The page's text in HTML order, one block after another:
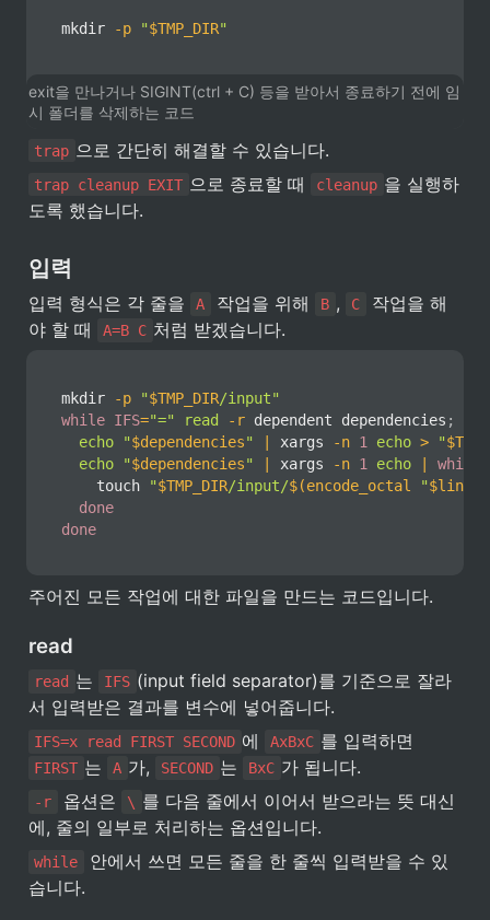
mkdir -p "$TMP_DIR"
exit을 만나거나 SIGINT(ctrl + C) 등을 받아서 종료하기 전에 임
시 폴더를 삭제하는 코드
trap 으로 간단히 해결할 수 있습니다.
trap cleanup EXIT 으로 종료할 때 cleanup 을 실행하
도록 했습니다.
입력
입력 형식은 각 줄을 A 작업을 위해 B , C
작업을 해
야 할 때
A=B C 처럼 받겠습니다.
mkdir -p "$TMP_DIR/input"
while IFS="=" read -r dependent dependencies ;
echo
"$dependencies" xargs -n 1 echo > "
echo
"$dependencies" xargs -n 1 echo
while
touch
"$TMP_DIR/input/$(encode_octal "$line
done
done
주어진 모든 작업에 대한 파일을 만드는 코드입니다.
read
read 는 IFS (input field separator)를 기준으로 잘라
서 입력받은 결과를 변수에 넣어줍니다.
IFS=x read FIRST SECOND 에 AxBxC
FIRST 는 A 가, SECOND 는 BxC 가 됩니다.
-r 옵션은 \ 를 다음 줄에서 이어서 받으라는 뜻 대신
에, 줄의 일부로 처리하는 옵션입니다.
while
안에서 쓰면 모든 줄을 한 줄씩 입력받을 수 있
습니다.